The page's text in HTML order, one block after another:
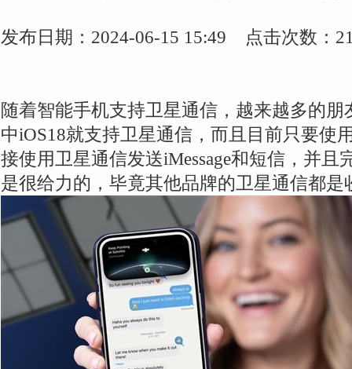
发布日期：2024-06-15 15:49 点击次数：
随着智能手机支持卫星通信，越来越多的
中iOS18就支持卫星通信，而且目前只要使
接使用卫星通信发送iMessage和短信，并且
是很给力的，毕竟其他品牌的卫星通信都是